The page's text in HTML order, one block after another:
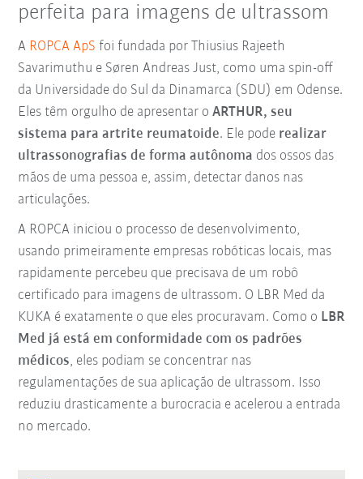
perfeita para imagens de ultrassom
A ROPCA ApS foi fundada por Thiusius Rajeeth
Savarimuthu e Søren Andreas Just, como uma spin-off
da Universidade do Sul da Dinamarca (SDU) em Odense.
Eles têm orgulho de apresentar oARTHUR, seu
sistema para artrite reumatoide. Ele pode realizar
ultrassonografias de forma autônoma dos ossos das
mãos de uma pessoa e, assim, detectar danos nas
articulações.
A ROPCA iniciou o processo de desenvolvimento,
usando primeiramente empresas robóticas locais, mas
rapidamente percebeu que precisava de um robô
certificado para imagens de ultrassom. O LBR Med da
KUKA é exatamente o que eles procuravam. Como o LBR
Med já está em conformidade com os padrões
médicos, eles podiam se concentrar nas
regulamentações de sua aplicação de ultrassom. Isso
reduziu drasticamente a burocracia e acelerou a entrada
no mercado.